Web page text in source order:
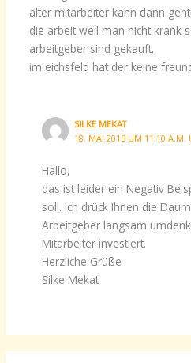
alter mitarbeiter kann dann
die arbeit weil man nicht krank
arbeitgeber sind gekauft.
im eichsfeld hat der keine
SILKE MEKAT
18. MAI 2015 UM 11:10 A.M.
Hallo,
das ist leider ein Negativ
soll. Ich drück Ihnen die
Arbeitgeber langsam
Mitarbeiter investiert.
Herzliche Grüße
Silke Mekat